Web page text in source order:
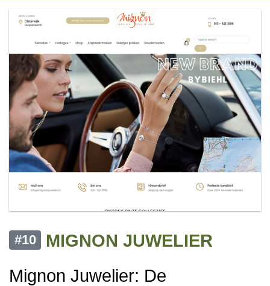
#10
MIGNON JUWELIER
Mignon Juwelier: De